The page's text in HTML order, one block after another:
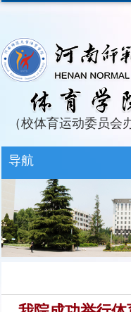
（校体育运动委员会
导航